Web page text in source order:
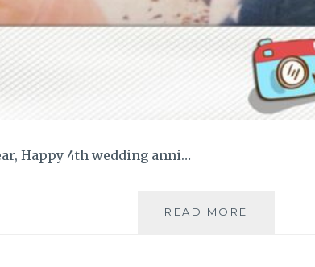
Happy 4th wedding anni…
READ MORE